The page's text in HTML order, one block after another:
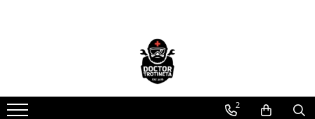
Toate produsele
Piese de schimb
2